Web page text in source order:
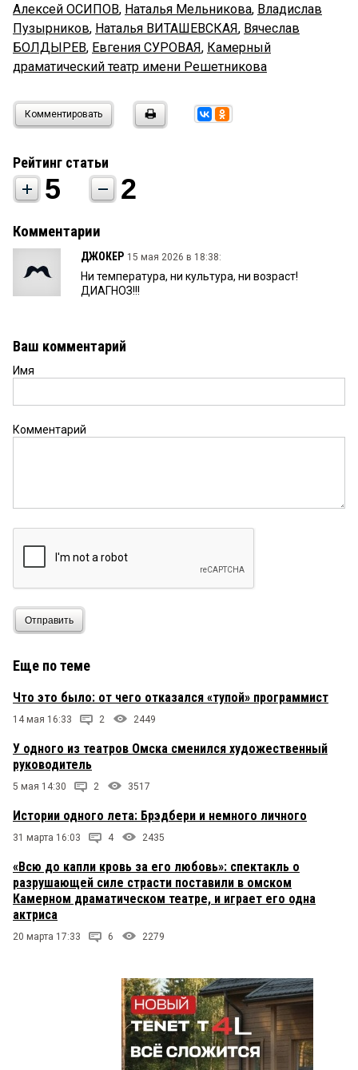
Алексей ОСИПОВ, Наталья Мельникова, Владислав
Пузырников, Наталья ВИТАШЕВСКАЯ, Вячеслав
БОЛДЫРЕВ, Евгения СУРОВАЯ, Камерный
драматический театр имени Решетникова
Комментировать
Рейтинг статьи
5 2
Комментарии
ДЖОКЕР 15 мая 2026 в 18:38:
Ни температура, ни культура, ни возраст!
ДИАГНОЗ!!!
Ваш комментарий
Имя
Комментарий
Отправить
Еще по теме
Что это было: от чего отказался «тупой» программист
14 мая 16:33 2 2449
У одного из театров Омска сменился художественный
руководитель
5 мая 14:30 2 3517
Истории одного лета: Брэдбери и немного личного
31 марта 16:03 4 2435
«Всю до капли кровь за его любовь»: спектакль о
разрушающей силе страсти поставили в омском
Камерном драматическом театре, и играет его одна
актриса
20 марта 17:33 6 2279